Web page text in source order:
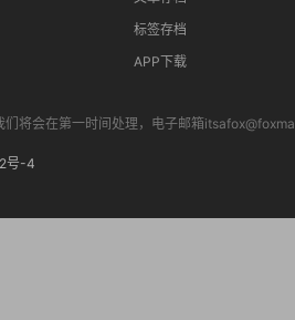
标签存档
APP下载
将会在第一时间处理，电子邮箱
号-4